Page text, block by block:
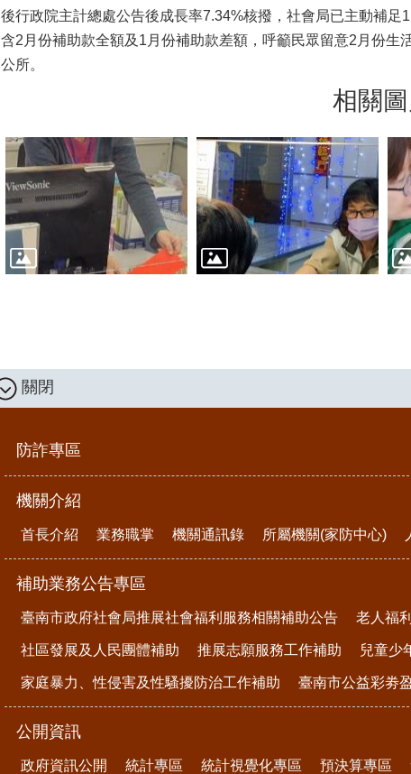
後行政院主計總處公告後成長率7.34%核撥，社會局已主動補
含2月份補助款全額及1月份補助款差額，呼籲民眾留意2月份生
公所。
相關
關閉
防詐專區
機關介紹
首長介紹 業務職掌 機關通訊錄 所屬機關(家防中心)
補助業務公告專區
臺南市政府社會局推展社會福利服務相關補助公告 老人福
社區發展及人民團體補助 推展志願服務工作補助 兒童少
家庭暴力、性侵害及性騷擾防治工作補助 臺南市公益彩劵
公開資訊
政府資訊公開 統計專區 統計視覺化專區 預決算專區